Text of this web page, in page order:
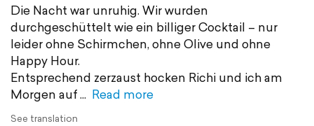
Die Nacht war unruhig. Wir wurden
durchgeschüttelt wie ein billiger Cocktail – nur
leider ohne Schirmchen, ohne Olive und ohne
Happy Hour.
Entsprechend zerzaust hocken Richi und ich am
Morgen auf
Read more
See translation